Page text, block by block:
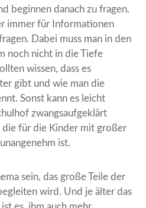
beginnen danach zu fragen.
immer für Informationen
Dabei muss man in den
noch nicht in die Tiefe
wissen, dass es
gibt und wie man die
Sonst kann es leicht
zwangsaufgeklärt
für die Kinder mit großer
ist.
sein, das große Teile der
wird. Und je älter das